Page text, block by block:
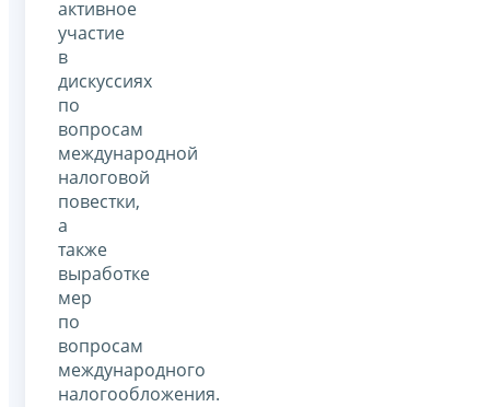
активное
участие
в
дискуссиях
по
вопросам
международной
налоговой
повестки,
а
также
выработке
мер
по
вопросам
международного
налогообложения.